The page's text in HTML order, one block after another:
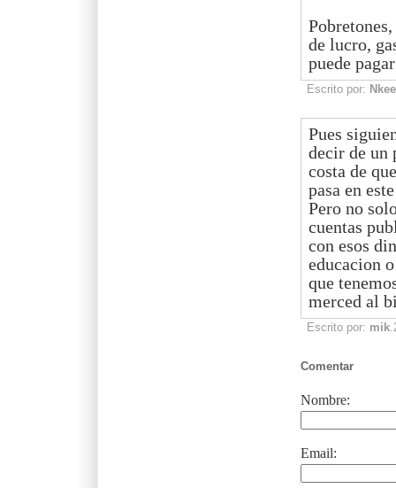
de lucro,
puede
Escrito por:
Pues
decir de un
costa de
pasa en
Pero no
cuentas
con esos
educacion
que
merced al
Escrito por: mik
Comentar
Nombre:
Email: